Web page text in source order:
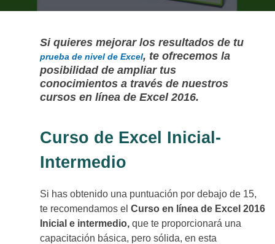
Si quieres mejorar los resultados de tu
prueba de nivel de Excel, te ofrecemos la
posibilidad de ampliar tus
conocimientos a través de nuestros
cursos en línea de Excel 2016.
Curso de Excel Inicial-
Intermedio
Si has obtenido una puntuación por debajo de 15,
te recomendamos el Curso en línea de Excel 2016
nicial e intermedio, que te proporcionará una
capacitación básica, pero sólida, en esta